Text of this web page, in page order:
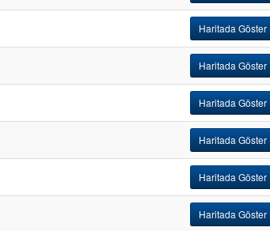
Haritada Göster
Haritada Göster
Haritada Göster
Haritada Göster
Haritada Göster
Haritada Göster